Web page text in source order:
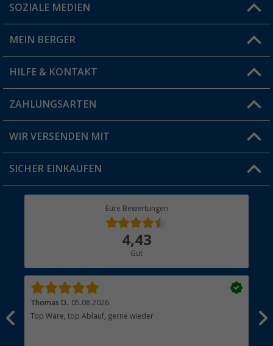
Du hast eine Frage?
Filiale finden
SOZIALE MEDIEN
MEIN BERGER
Vorteilskarte
Blog
Jobs & Karriere
HILFE & KONTAKT
FAQ & Kontakt
Versandinformationen
Rücksendung
ZAHLUNGSARTEN
WIR VERSENDEN MIT
SICHER EINKAUFEN
Eure Bewertungen
4,43
Gut
Thomas D. 05.08.2026
Top Ware, top Ablauf, gerne wieder